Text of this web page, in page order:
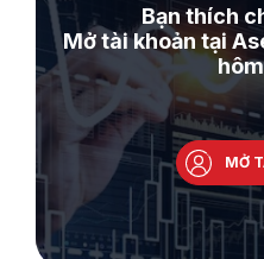
Bạn thích
Mở tài khoản tại
MỞ